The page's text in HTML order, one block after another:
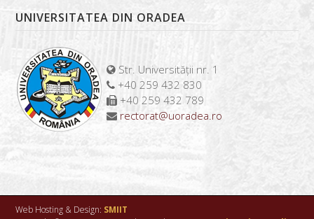
UNIVERSITATEA DIN ORADEA
Str. Universității nr. 1
+40 259 432 830
+40 259 432 789
rectorat@uoradea.ro
Web Hosting & Design: SMIIT